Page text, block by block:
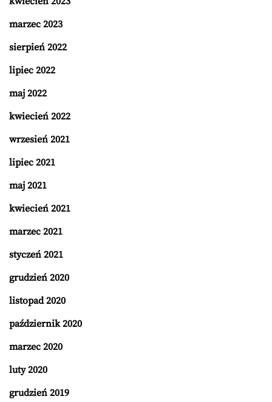
marzec 2023
sierpień 2022
lipiec 2022
maj 2022
kwiecień 2022
wrzesień 2021
lipiec 2021
maj 2021
kwiecień 2021
marzec 2021
styczeń 2021
grudzień 2020
listopad 2020
październik 2020
marzec 2020
luty 2020
grudzień 2019